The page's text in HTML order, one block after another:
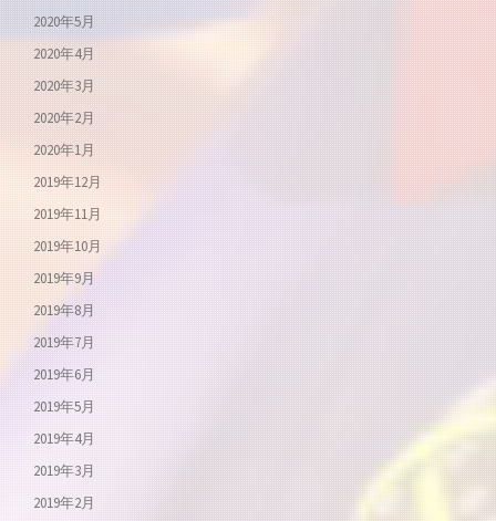
2020年5月
2020年4月
2020年3月
2020年2月
2020年1月
2019年12月
2019年11月
2019年10月
2019年9月
2019年8月
2019年7月
2019年6月
2019年5月
2019年4月
2019年3月
2019年2月